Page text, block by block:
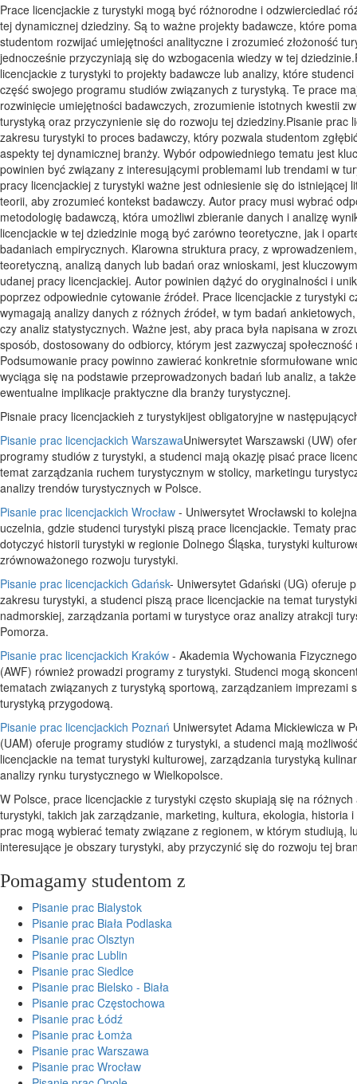
Prace licencjackie z turystyki mogą być różnorodne i odzwierciedlać
tej dynamicznej dziedziny. Są to ważne projekty badawcze, które
studentom rozwijać umiejętności analityczne i zrozumieć złożoność
jednocześnie przyczyniają się do wzbogacenia wiedzy w tej
licencjackie z turystyki to projekty badawcze lub analizy, które
część swojego programu studiów związanych z turystyką. Te prace
rozwinięcie umiejętności badawczych, zrozumienie istotnych kwestii
turystyką oraz przyczynienie się do rozwoju tej dziedziny.Pisanie prac
zakresu turystyki to proces badawczy, który pozwala studentom
aspekty tej dynamicznej branży. Wybór odpowiedniego tematu jest
powinien być związany z interesującymi problemami lub trendami w
pracy licencjackiej z turystyki ważne jest odniesienie się do istniejącej
teorii, aby zrozumieć kontekst badawczy. Autor pracy musi wybrać
metodologię badawczą, która umożliwi zbieranie danych i analizę
licencjackie w tej dziedzinie mogą być zarówno teoretyczne, jak i
badaniach empirycznych. Klarowna struktura pracy, z
teoretyczną, analizą danych lub badań oraz wnioskami, jest
udanej pracy licencjackiej. Autor powinien dążyć do oryginalności i
poprzez odpowiednie cytowanie źródeł. Prace licencjackie z turystyki
wymagają analizy danych z różnych źródeł, w tym badań
czy analiz statystycznych. Ważne jest, aby praca była napisana w
sposób, dostosowany do odbiorcy, którym jest zazwyczaj społeczność
Podsumowanie pracy powinno zawierać konkretnie sformułowane
wyciąga się na podstawie przeprowadzonych badań lub analiz, a
ewentualne implikacje praktyczne dla branży turystycznej.
Pisnaie pracy licencjackieh z turystykijest obligatoryjne w
Pisanie prac licencjackich WarszawaUniwersytet Warszawski (UW)
programy studiów z turystyki, a studenci mają okazję pisać prace
temat zarządzania ruchem turystycznym w stolicy, marketingu
analizy trendów turystycznych w Polsce.
Pisanie prac licencjackich Wrocław - Uniwersytet Wrocławski to
uczelnia, gdzie studenci turystyki piszą prace licencjackie. Tematy
dotyczyć historii turystyki w regionie Dolnego Śląska, turystyki
zrównoważonego rozwoju turystyki.
Pisanie prac licencjackich Gdańsk- Uniwersytet Gdański (UG) oferuje
zakresu turystyki, a studenci piszą prace licencjackie na temat turystyki
nadmorskiej, zarządzania portami w turystyce oraz analizy atrakcji
Pomorza.
Pisanie prac licencjackich Kraków - Akademia Wychowania
(AWF) również prowadzi programy z turystyki. Studenci mogą
tematach związanych z turystyką sportową, zarządzaniem imprezami
turystyką przygodową.
Pisanie prac licencjackich Poznań Uniwersytet Adama Mickiewicza w
(UAM) oferuje programy studiów z turystyki, a studenci mają
licencjackie na temat turystyki kulturowej, zarządzania turystyką
analizy rynku turystycznego w Wielkopolsce.
W Polsce, prace licencjackie z turystyki często skupiają się na
turystyki, takich jak zarządzanie, marketing, kultura, ekologia, historia
prac mogą wybierać tematy związane z regionem, w którym studiują,
interesujące je obszary turystyki, aby przyczynić się do rozwoju tej
Pomagamy studentom z
Pisanie prac Bialystok
Pisanie prac Biała Podlaska
Pisanie prac Olsztyn
Pisanie prac Lublin
Pisanie prac Siedlce
Pisanie prac Bielsko - Biała
Pisanie prac Częstochowa
Pisanie prac Łódź
Pisanie prac Łomża
Pisanie prac Warszawa
Pisanie prac Wrocław